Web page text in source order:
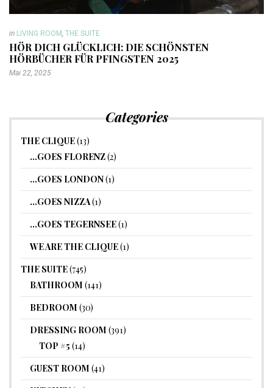
in LIVING ROOM, THE SUITE
HÖR DICH GLÜCKLICH: DIE SCHÖNSTEN
HÖRBÜCHER FÜR PFINGSTEN 2025
Mai 22, 2025
Categories
THE CLIQUE(13)
…GOES FLORENZ(2)
…GOES LONDON(1)
…GOES NIZZA(1)
…GOES TEGERNSEE(1)
WE ARE THE CLIQUE(1)
THE SUITE(745)
BATHROOM (141)
BEDROOM (30)
DRESSING ROOM (391)
TOP #5 (14)
GUEST ROOM (41)